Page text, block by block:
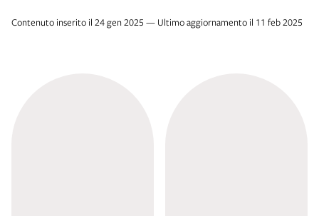
Contenuto inserito il 24 gen 2025 — Ultimo aggiornamento il 11 feb 2025